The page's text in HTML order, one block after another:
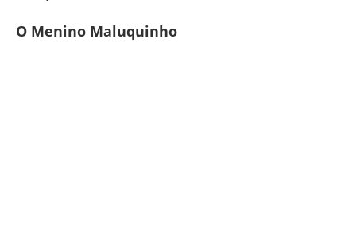
O Menino Maluquinho